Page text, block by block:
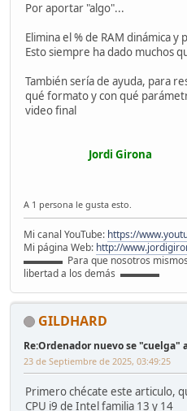
Por aportar "algo"...
Elimina el % de RAM dinámica y
Esto siempre ha dado muchos
También sería de ayuda, para
qué formato y con qué
video final
Jordi Girona
A 1 persona le gusta esto.
Mi canal YouTube: https://
Mi página Web: http://
▬▬▬▬ Para que nosotros mismos
libertad a los demás ▬▬▬▬
GILDHARD
Re:Ordenador nuevo se "cuelga"
23 de Septiembre de 2025, 03:49:25
Primero chécate este articulo,
CPU i9 de Intel familia 13 y 14